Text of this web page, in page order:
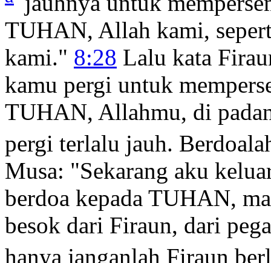
TUHAN, Allah kami,
kami." 8:28 Lalu kata
kamu pergi untuk
TUHAN, Allahmu, di
pergi terlalu jauh.
Musa: "Sekarang aku
berdoa kepada TUHAN,
besok dari Firaun, dari
hanya janganlah Firaun